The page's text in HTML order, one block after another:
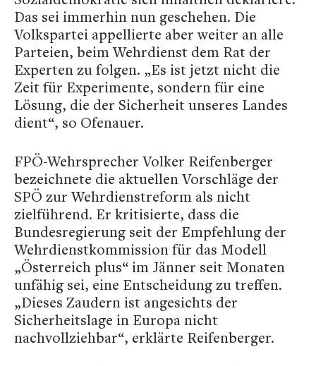
Das sei immerhin nun geschehen. Die
Volkspartei appellierte aber weiter an alle
Parteien, beim Wehrdienst dem Rat der
Experten zu folgen. „Es ist jetzt nicht die
Zeit für Experimente, sondern für eine
Lösung, die der Sicherheit unseres Landes
dient“, so Ofenauer.
FPÖ-Wehrsprecher Volker Reifenberger
bezeichnete die aktuellen Vorschläge der
SPÖ zur Wehrdienstreform als nicht
zielführend. Er kritisierte, dass die
Bundesregierung seit der Empfehlung der
Wehrdienstkommission für das Modell
„Österreich plus“ im Jänner seit Monaten
unfähig sei, eine Entscheidung zu treffen.
„Dieses Zaudern ist angesichts der
Sicherheitslage in Europa nicht
nachvollziehbar“, erklärte Reifenberger.